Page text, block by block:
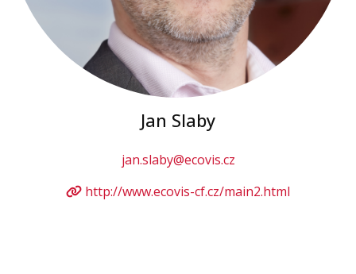
Jan Slaby
jan.slaby@ecovis.cz
http://www.ecovis-cf.cz/main2.html